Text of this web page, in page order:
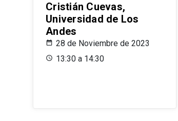
Cristián Cuevas,
Universidad de Los
Andes
28 de Noviembre de 2023
13:30 a 14:30